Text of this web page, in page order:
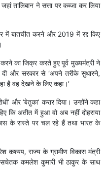
तालिबान ने सत्ता पर कब्जा कर लिया
में बातचीत करने और 2019 में रद्द किए
करने का जिक्र करते हुए पूर्व मुख्यमंत्री ने
दी और सरकार से ‘अपने तरीके सुधारने,
है वह देखने के लिए कहा।’
और ‘बेतुका’ करार दिया। उन्होंने कहा
कि अतीत में हुआ वो अब नहीं दोहराया
के रास्ते पर चल रहे हैं तथा भारत के
कश्यप, राज्य के ग्रामीण विकास मंत्री
कमलेश कुमारी भी ठाकुर के साथ